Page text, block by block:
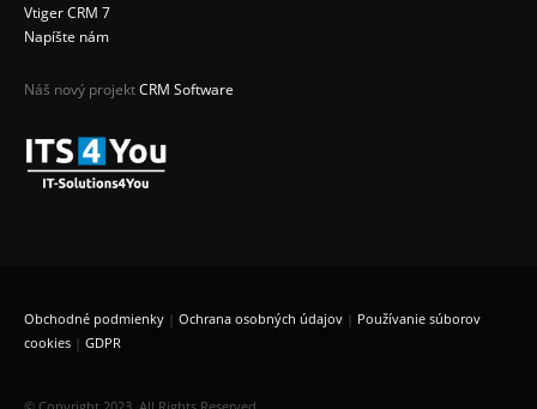
Vtiger CRM 7
Napíšte nám
Náš nový projektCRM Software
Obchodné podmienky | Ochrana osobných údajov | Používanie súborov
cookies | GDPR